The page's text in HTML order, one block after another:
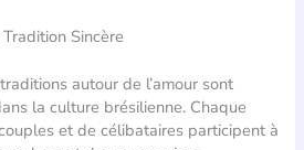
Sincère
autour de l’amour sont
la culture brésilienne. Chaque
et de célibataires participent à